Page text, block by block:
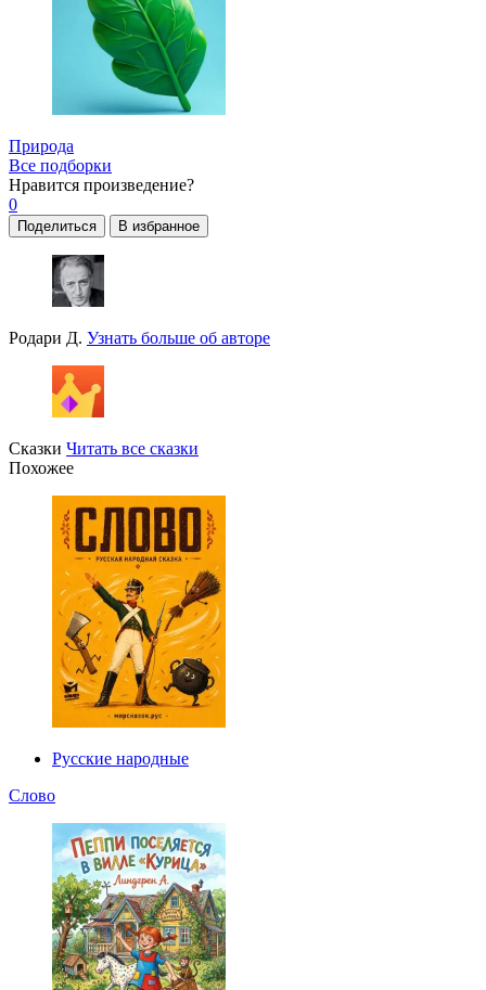
Природа
Все подборки
Нравится произведение?
0
Поделиться В избранное
Родари Д. Узнать больше об авторе
Сказки Читать все сказки
Похожее
Русские народные
Слово